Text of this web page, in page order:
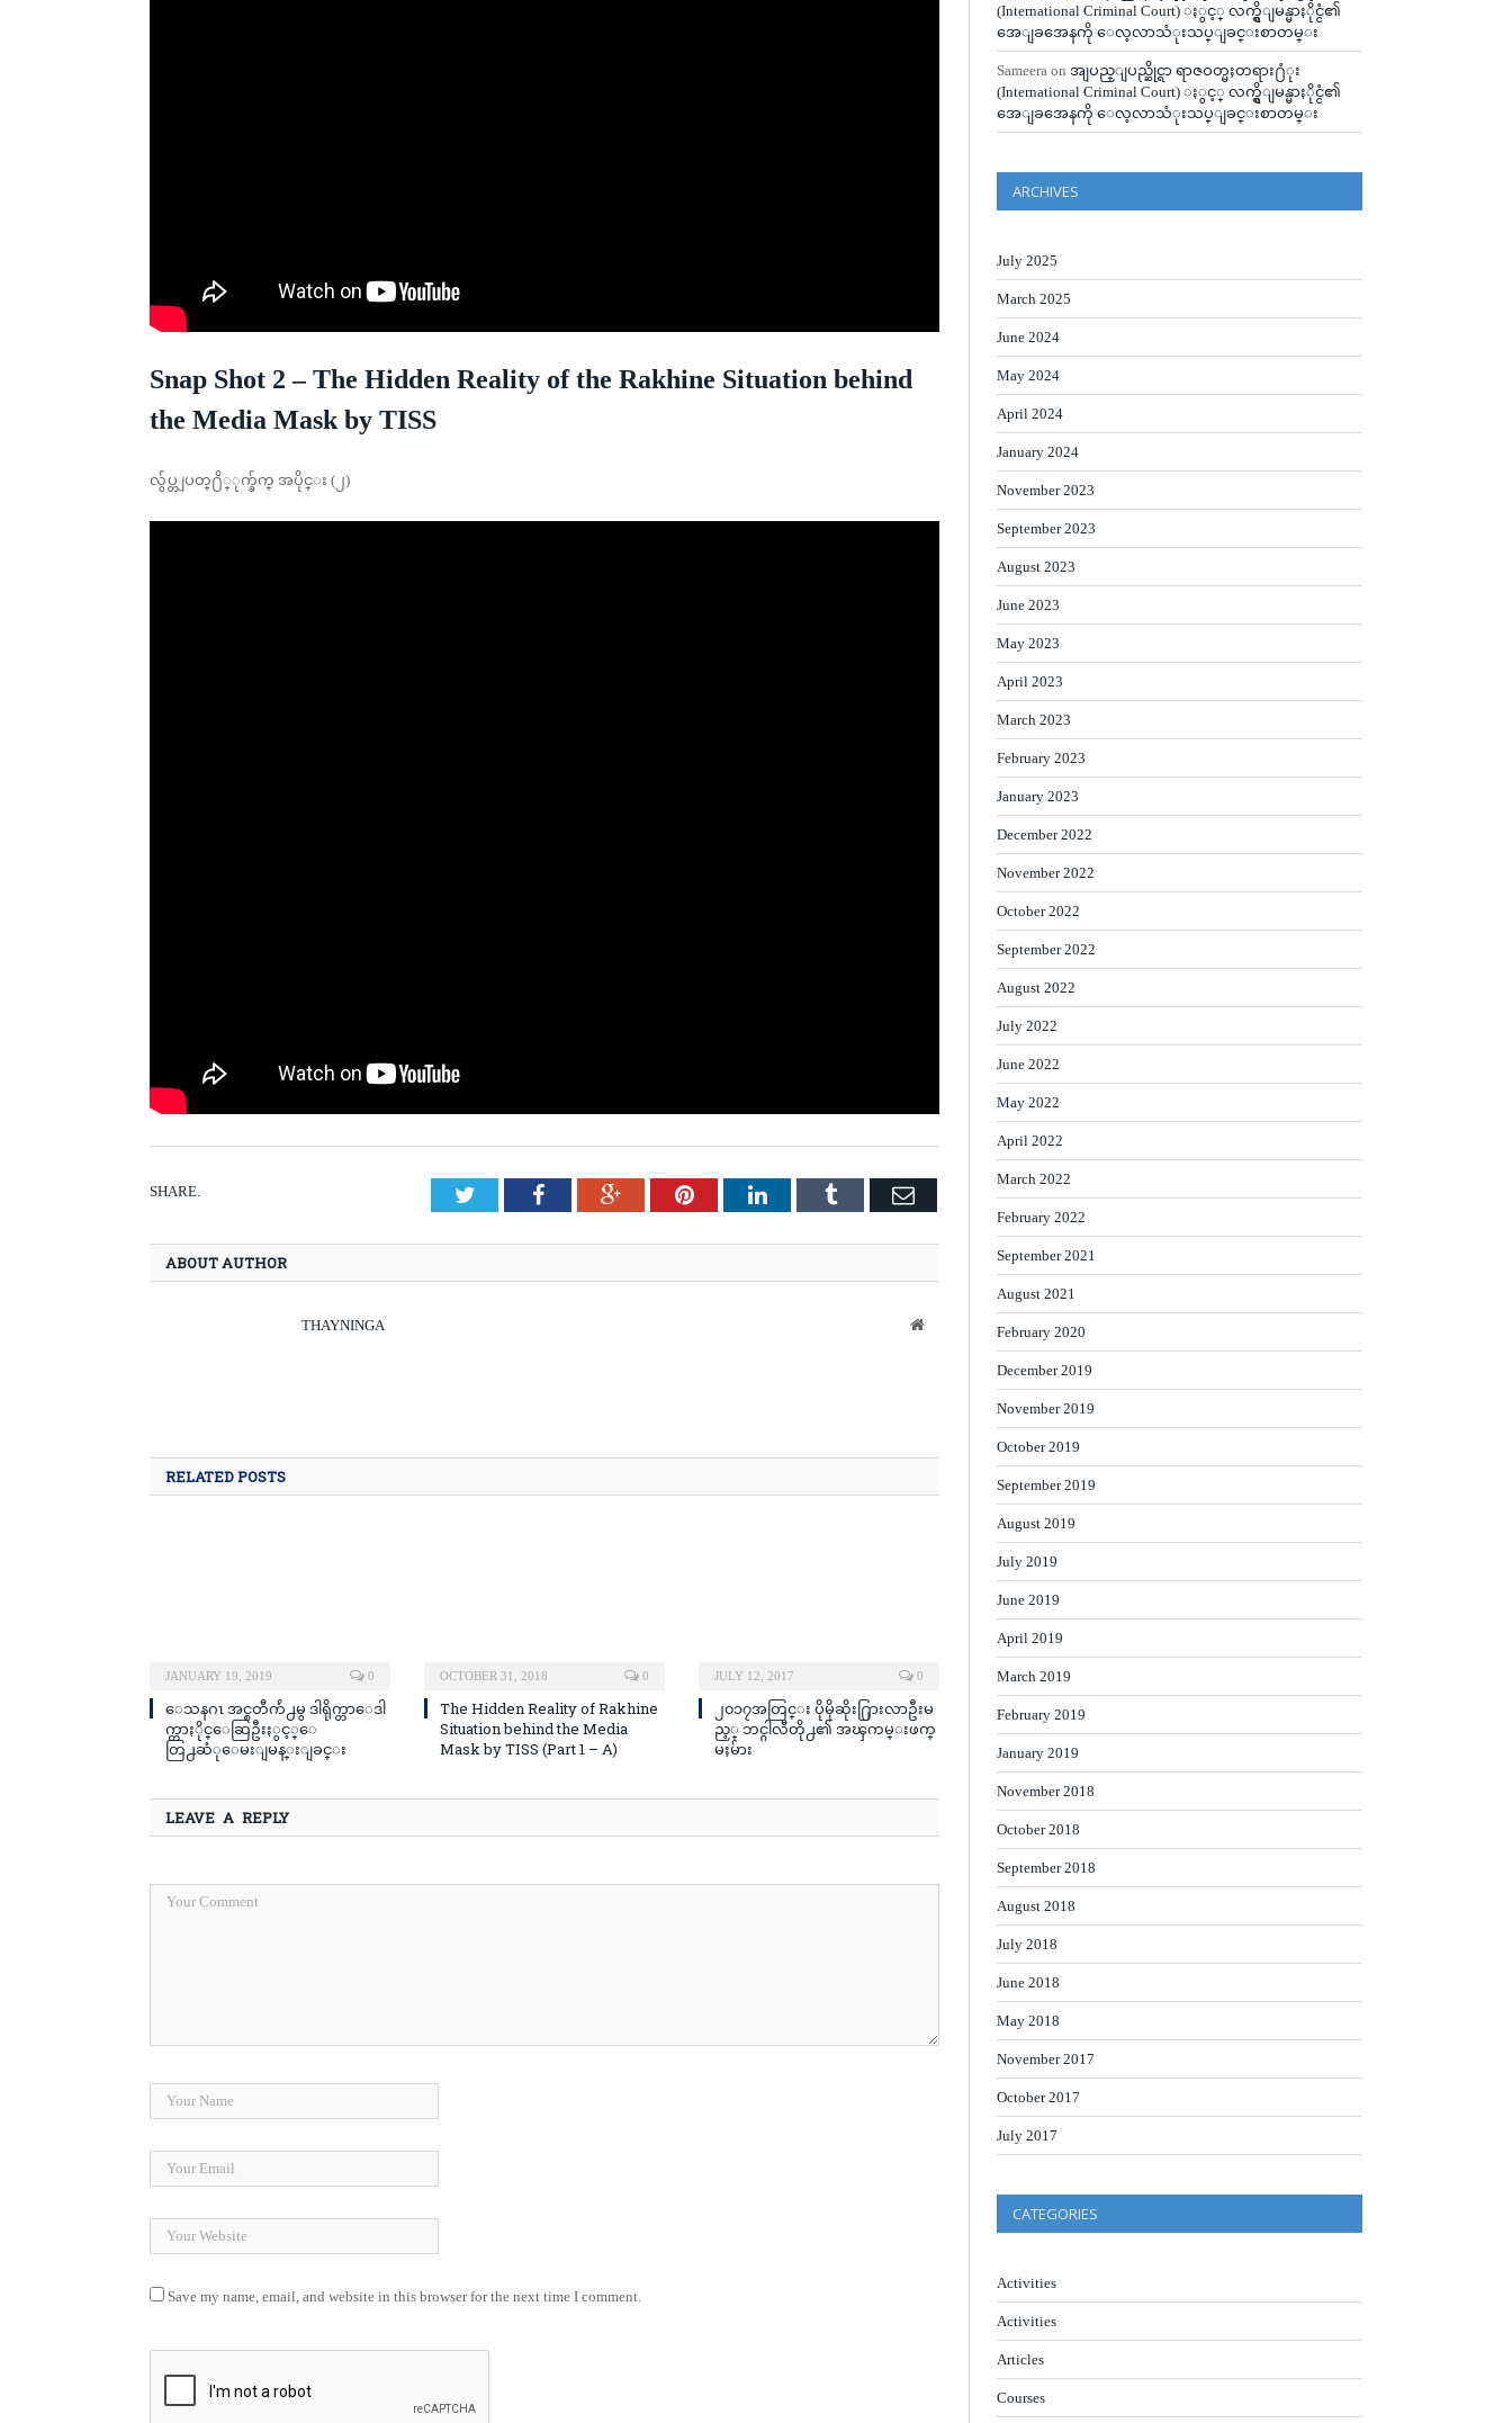
Snap Shot 2 – The Hidden Reality of the Rakhine Situation behind
the Media Mask by TISS
လွ်ပ္တျပတ္႐ိ္ုက္ခ်က္ အပိုင္း (၂)
SHARE. TwitterFacebookGoogle+PinterestLinkedInTumblr Email
ABOUT AUTHOR
THAYNINGA Website
RELATED POSTS
JANUARY 19, 2019 0
ေသနဂၤ အင္စတီက်ဴ႕မွ ဒါရိုက္တာေဒါ
က္တာႏိုင္ေဆြဦးႏွင့္ေ
တြ႕ဆံုေမးျမန္းျခင္း
OCTOBER 31, 2018 0
The Hidden Reality of Rakhine
Situation behind the Media
Mask by TISS (Part 1 – A)
JULY 12, 2017 0
၂၀၁၇အတြင္း ပိုမိုဆိုး႐ြားလာဦးမ
ည့္ ဘင္ဂါလီတို႕၏ အၾကမ္းဖက္
မႈမ်ား
LEAVE A REPLY
Save my name, email, and website in this browser for the next time I comment.
(International Criminal Court) ႏွင့္ လက္ရွိျမန္မာႏိုင္ငံ၏
အေျခအေနကို ေလ့လာသံုးသပ္ျခင္းစာတမ္း
Sameera on အျပည္ျပည္ဆိုင္ရာ ရာဇဝတ္မႈတရား႐ံုး
(International Criminal Court) ႏွင့္ လက္ရွိျမန္မာႏိုင္ငံ၏
အေျခအေနကို ေလ့လာသံုးသပ္ျခင္းစာတမ္း
ARCHIVES
July 2025
March 2025
June 2024
May 2024
April 2024
January 2024
November 2023
September 2023
August 2023
June 2023
May 2023
April 2023
March 2023
February 2023
January 2023
December 2022
November 2022
October 2022
September 2022
August 2022
July 2022
June 2022
May 2022
April 2022
March 2022
February 2022
September 2021
August 2021
February 2020
December 2019
November 2019
October 2019
September 2019
August 2019
July 2019
June 2019
April 2019
March 2019
February 2019
January 2019
November 2018
October 2018
September 2018
August 2018
July 2018
June 2018
May 2018
November 2017
October 2017
July 2017
CATEGORIES
Activities
Activities
Articles
Courses